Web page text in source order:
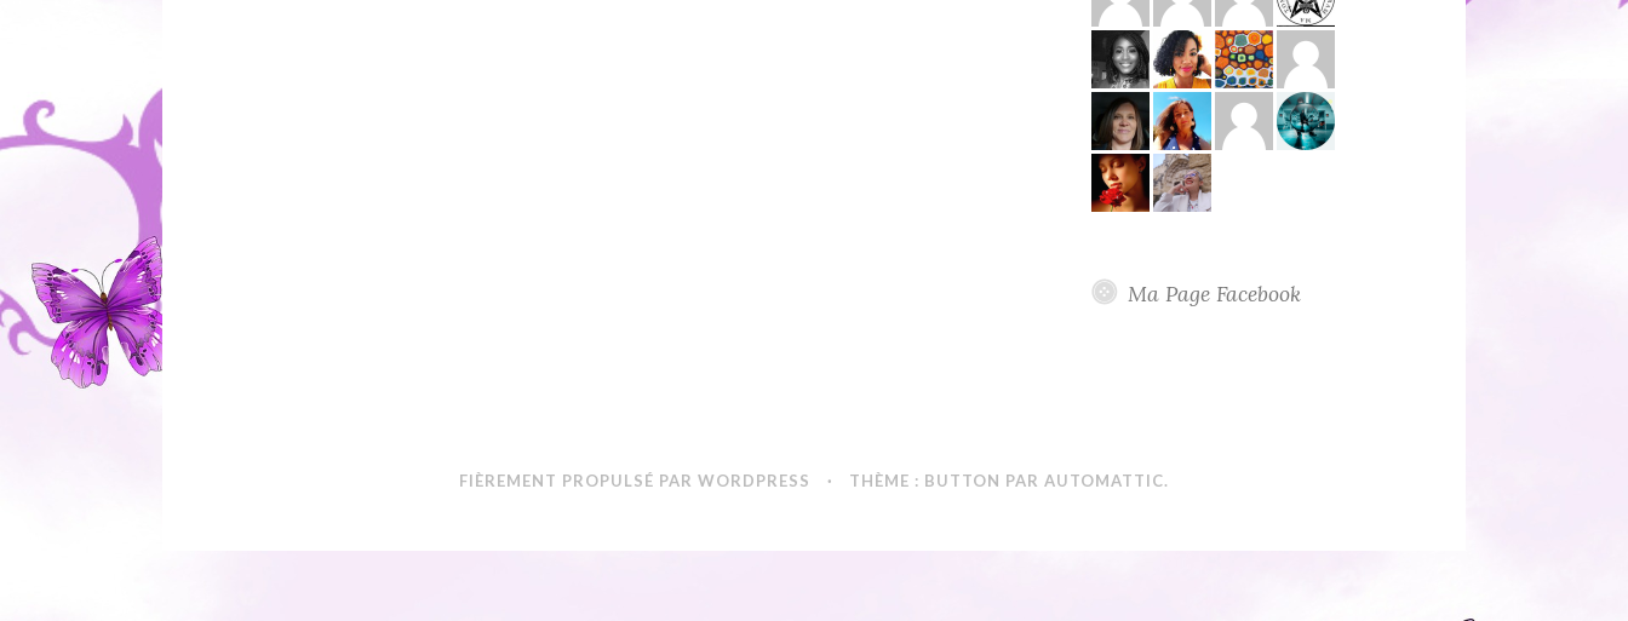
Ma Page Facebook
FIÈREMENT PROPULSÉ PAR WORDPRESS · THÈME : BUTTON PARAUTOMATTIC.